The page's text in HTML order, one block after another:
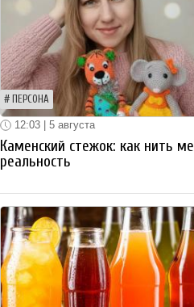
ПЕРСОНА
12:03 | 5 августа
Каменский стежок: как нить
реальность